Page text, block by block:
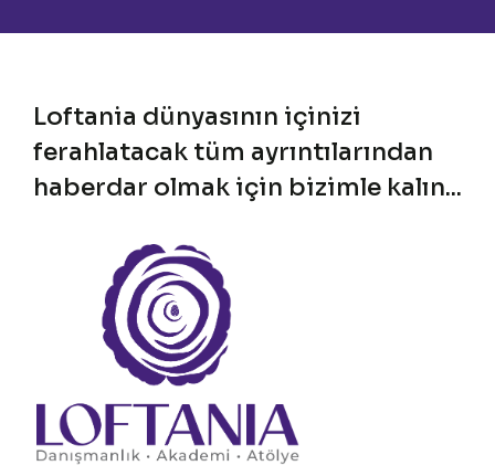
Loftania dünyasının içinizi
ferahlatacak tüm ayrıntılarından
haberdar olmak için bizimle kalın...